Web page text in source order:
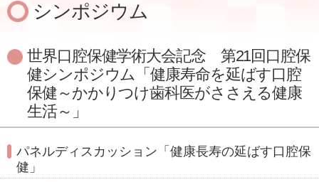
シンポジウム
世界口腔保健学術大会記念 第21回口腔保
健シンポジウム「健康寿命を延ばす口腔
保健～かかりつけ歯科医がささえる健康
生活～」
パネルディスカッション「健康長寿の延ばす口腔保
健」